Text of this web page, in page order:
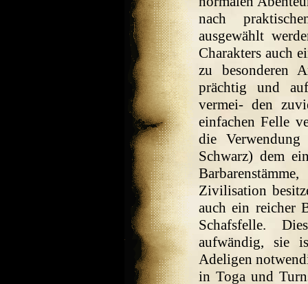
nach
ausgewählt
Charakters auch
zu besonderen
prächtig und
vermei- den
einfachen Felle
die
Schwarz) dem
Zivilisation
auch ein reicher
Schafsfelle.
aufwändig, sie
Adeligen
in Toga und